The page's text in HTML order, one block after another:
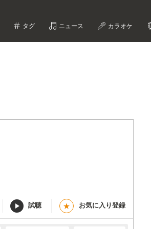
タグ ニュース カラオケ
試聴 ★ お気に入り登録